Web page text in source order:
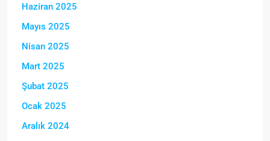
Haziran 2025
Mayıs 2025
Nisan 2025
Mart 2025
Şubat 2025
Ocak 2025
Aralık 2024